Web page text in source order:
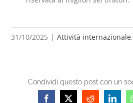
31/10/2025 | Attività internazionale,
Condividi questo post con un